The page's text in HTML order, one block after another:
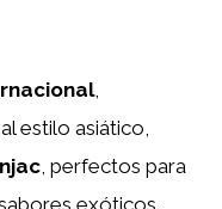
,
estilo asiático,
, perfectos para
exóticos.